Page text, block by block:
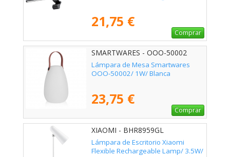
21,75 €
Comprar
SMARTWARES - OOO-50002
Lámpara de Mesa Smartwares
OOO-50002/ 1W/ Blanca
23,75 €
Comprar
XIAOMI - BHR8959GL
Lámpara de Escritorio Xiaomi
Flexible Rechargeable Lamp/ 3.5W/